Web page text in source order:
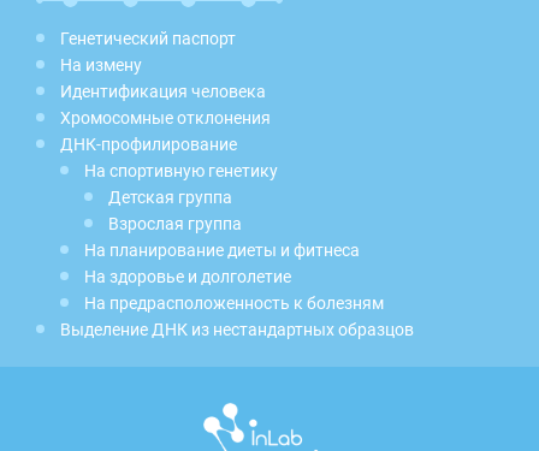
Генетический паспорт
На измену
Идентификация человека
Хромосомные отклонения
ДНК-профилирование
На спортивную генетику
Детская группа
Взрослая группа
На планирование диеты и фитнеса
На здоровье и долголетие
На предрасположенность к болезням
Выделение ДНК из нестандартных образцов